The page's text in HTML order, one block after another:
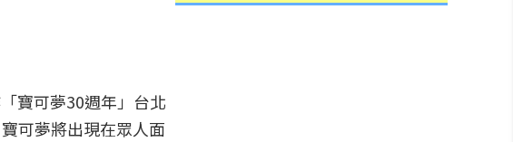
寶可夢30週年」台北
可夢將出現在眾人面